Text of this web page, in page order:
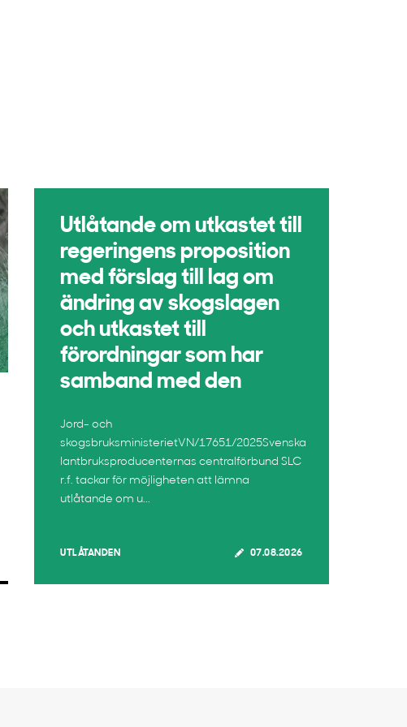
Utlåtande om utkastet till
regeringens proposition
med förslag till lag om
ändring av skogslagen
och utkastet till
förordningar som har
samband med den
Jord- och
skogsbruksministerietVN/17651/2025Svenska
lantbruksproducenternas centralförbund SLC
r.f. tackar för möjligheten att lämna
utlåtande om u...
UTLÅTANDEN 07.08.2026